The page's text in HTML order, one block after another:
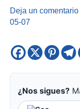
Deja un comentario
05-07
¿Nos sigues?